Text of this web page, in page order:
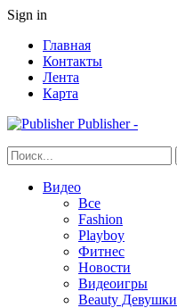
Sign in
Главная
Контакты
Лента
Карта
Publisher -
Видео
Все
Fashion
Playboy
Фитнес
Новости
Видеоигры
Beauty Девушки